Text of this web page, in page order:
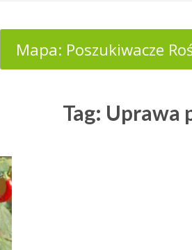
Mapa: Poszukiwacze
Tag: Uprawa